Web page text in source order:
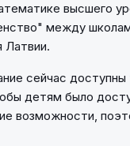
высшего
между
Латвии.
сейчас доступны
детям было
возможности,